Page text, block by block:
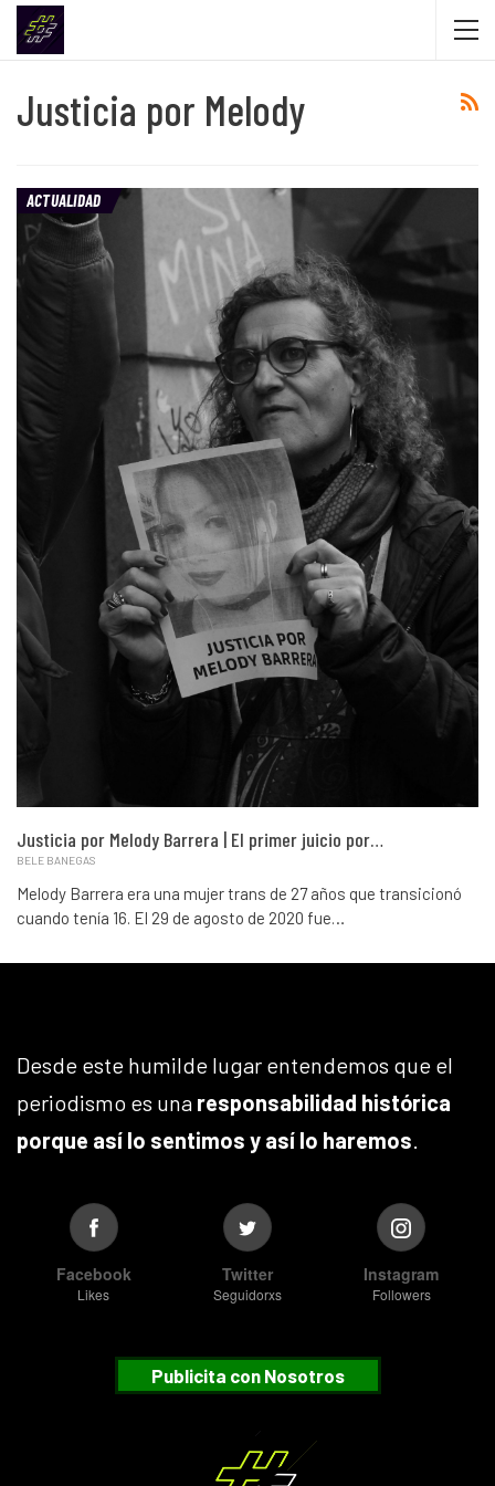
Justicia por Melody
ACTUALIDAD
Justicia por Melody Barrera | El primer juicio por…
BELE BANEGAS
Melody Barrera era una mujer trans de 27 años que transicionó
cuando tenía 16. El 29 de agosto de 2020 fue…
Desde este humilde lugar entendemos que el
periodismo es una responsabilidad histórica
porque así lo sentimos y así lo haremos.
Facebook
Likes
Twitter
Seguidorxs
Instagram
Followers
Publicita con Nosotros